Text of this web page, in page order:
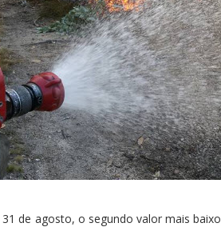
de agosto, o segundo valor mais